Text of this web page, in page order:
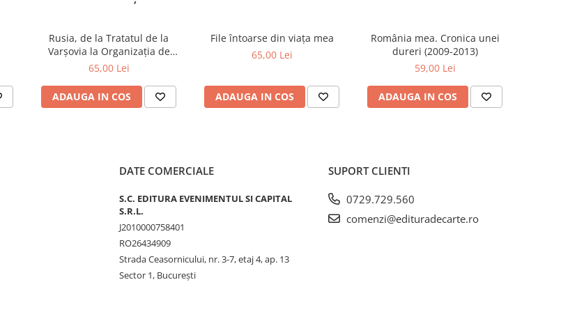
Rusia, de la Tratatul de la
Varșovia la Organizația de
Cooperare de la Shanghai și
65,00 Lei
ADAUGA IN COS
File întoarse din viața mea
65,00 Lei
ADAUGA IN COS
România mea. Cronica unei
dureri (2009-2013)
59,00 Lei
ADAUGA IN COS
DATE COMERCIALE
S.C. EDITURA EVENIMENTUL SI CAPITAL
S.R.L.
J2010000758401
RO26434909
Strada Ceasornicului, nr. 3-7, etaj 4, ap. 13
Sector 1, Bucureşti
SUPORT CLIENTI
0729.729.560
comenzi@edituradecarte.ro